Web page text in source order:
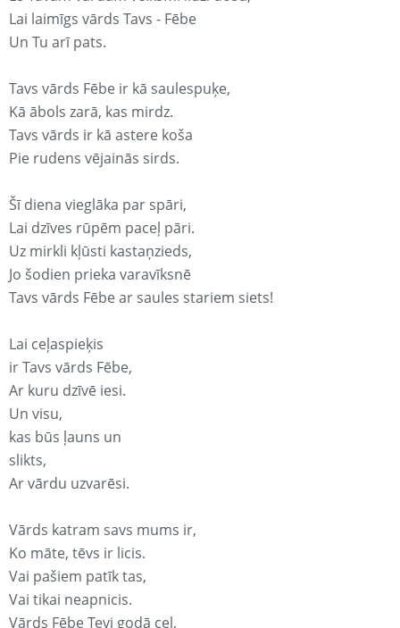
Lai laimīgs vārds Tavs - Fēbe
Un Tu arī pats.
Tavs vārds Fēbe ir kā saulespuķe,
Kā ābols zarā, kas mirdz.
Tavs vārds ir kā astere koša
Pie rudens vējainās sirds.
Šī diena vieglāka par spāri,
Lai dzīves rūpēm paceļ pāri.
Uz mirkli kļūsti kastaņzieds,
Jo šodien prieka varavīksnē
Tavs vārds Fēbe ar saules stariem siets!
Lai ceļaspieķis
ir Tavs vārds Fēbe,
Ar kuru dzīvē iesi.
Un visu,
kas būs ļauns un
slikts,
Ar vārdu uzvarēsi.
Vārds katram savs mums ir,
Ko māte, tēvs ir licis.
Vai pašiem patīk tas,
Vai tikai neapnicis.
Vārds Fēbe Tevi godā ceļ,